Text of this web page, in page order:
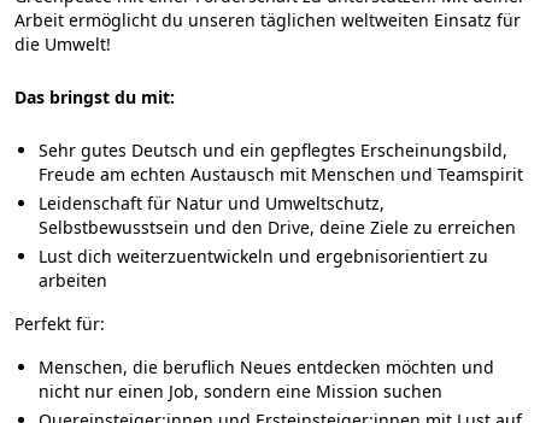
Arbeit ermöglicht du unseren täglichen weltweiten Einsatz für
die Umwelt!
Das bringst du mit:
Sehr gutes Deutsch und ein gepflegtes Erscheinungsbild,
Freude am echten Austausch mit Menschen und Teamspirit
Leidenschaft für Natur und Umweltschutz,
Selbstbewusstsein und den Drive, deine Ziele zu erreichen
Lust dich weiterzuentwickeln und ergebnisorientiert zu
arbeiten
Perfekt für:
Menschen, die beruflich Neues entdecken möchten und
nicht nur einen Job, sondern eine Mission suchen